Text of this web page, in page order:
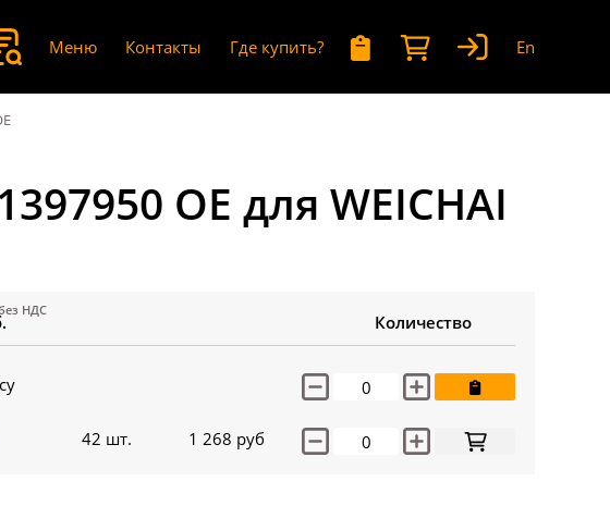
Меню Контакты Где купить? En
OE для WEICHAI
НДС
Количество
42 шт. 1 268 руб